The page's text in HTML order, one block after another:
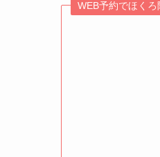
WEB予約でほくろ